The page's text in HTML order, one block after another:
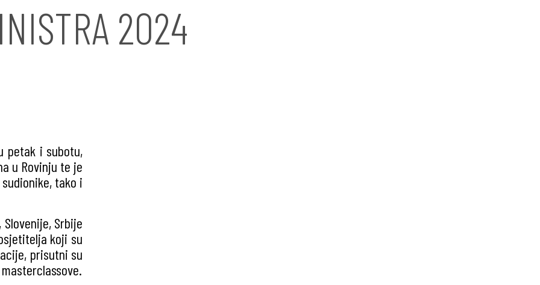
2024
petak i subotu,
u Rovinju te je
tako i
Srbije
koji su
prisutni su